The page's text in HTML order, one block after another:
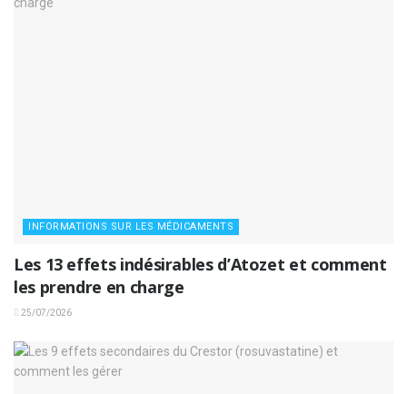
INFORMATIONS SUR LES MÉDICAMENTS
Les 13 effets indésirables d’Atozet et comment
les prendre en charge
25/07/2026